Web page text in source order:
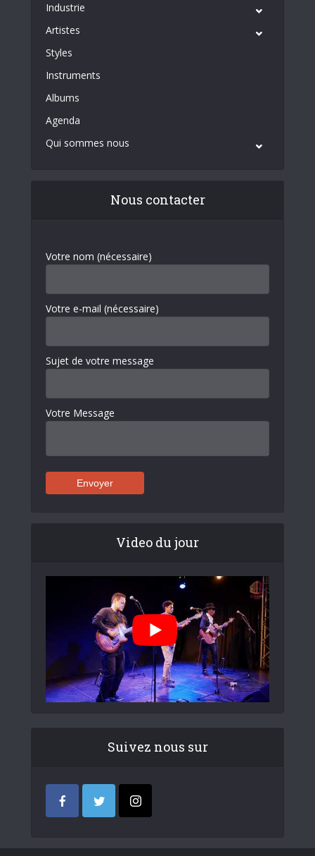
Industrie
Artistes
Styles
Instruments
Albums
Agenda
Qui sommes nous
Nous contacter
Votre nom (nécessaire)
Votre e-mail (nécessaire)
Sujet de votre message
Votre Message
Video du jour
Suivez nous sur